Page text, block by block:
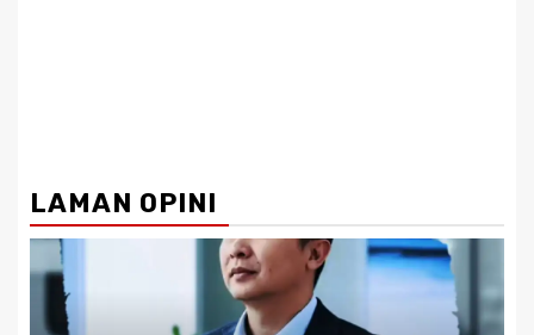
LAMAN OPINI